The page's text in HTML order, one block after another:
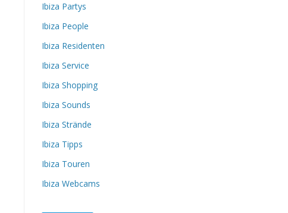
Ibiza Partys
Ibiza People
Ibiza Residenten
Ibiza Service
Ibiza Shopping
Ibiza Sounds
Ibiza Strände
Ibiza Tipps
Ibiza Touren
Ibiza Webcams